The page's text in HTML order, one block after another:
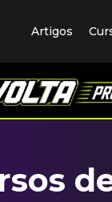
Artigos